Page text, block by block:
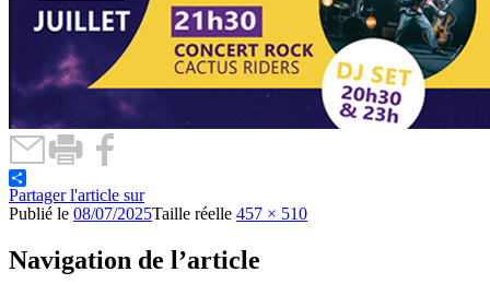
Partager l'article sur
Publié le 08/07/2025Taille réelle 457 × 510
Navigation de l’article